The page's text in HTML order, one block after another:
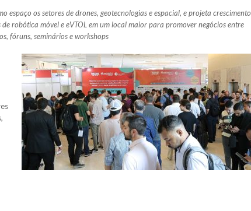
espaço os setores de drones, geotecnologias e espacial, e projeta crescimento
robótica móvel e eVTOL em um local maior para promover negócios entre
fóruns, seminários e workshops